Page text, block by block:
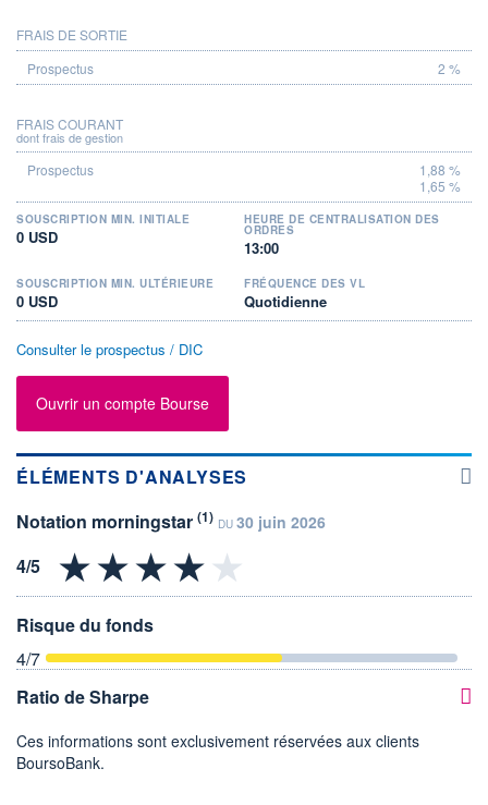
FRAIS DE SORTIE
2 %
FRAIS COURANT
dont frais de gestion
1,88 %
1,65 %
SOUSCRIPTION MIN. INITIALE
0 USD
HEURE DE CENTRALISATION DES
ORDRES
13:00
SOUSCRIPTION MIN. ULTÉRIEURE
0 USD
FRÉQUENCE DES VL
Quotidienne
Consulter le prospectus / DIC
Ouvrir un compte Bourse
ÉLÉMENTS D'ANALYSES
Notation morningstar (1) DU 30 juin 2026
Risque du fonds
4/7
Ratio de Sharpe
Ces informations sont exclusivement réservées aux clients
BoursoBank.